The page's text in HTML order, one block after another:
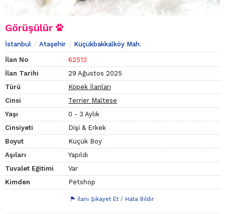
Görüşülür
İstanbul Ataşehir Küçükbakkalköy Mah.
İlan No
62513
İlan Tarihi
29 Ağustos 2025
Türü
Köpek İlanları
Cinsi
Terrier Maltese
Yaşı
0 - 3 Aylık
Cinsiyeti
Dişi & Erkek
Boyut
Küçük Boy
Aşıları
Yapıldı
Tuvalet Eğitimi
Var
Kimden
Petshop
İlanı Şikayet Et / Hata Bildir